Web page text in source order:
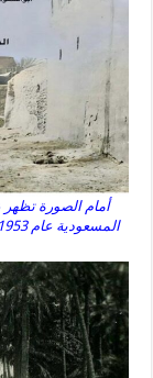
أمام الصورة تظهر